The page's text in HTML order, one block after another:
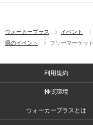
ウォーカープラス イベント
県のイベント
フリーマーケット
利用規約
推奨環境
ウォーカープラスとは